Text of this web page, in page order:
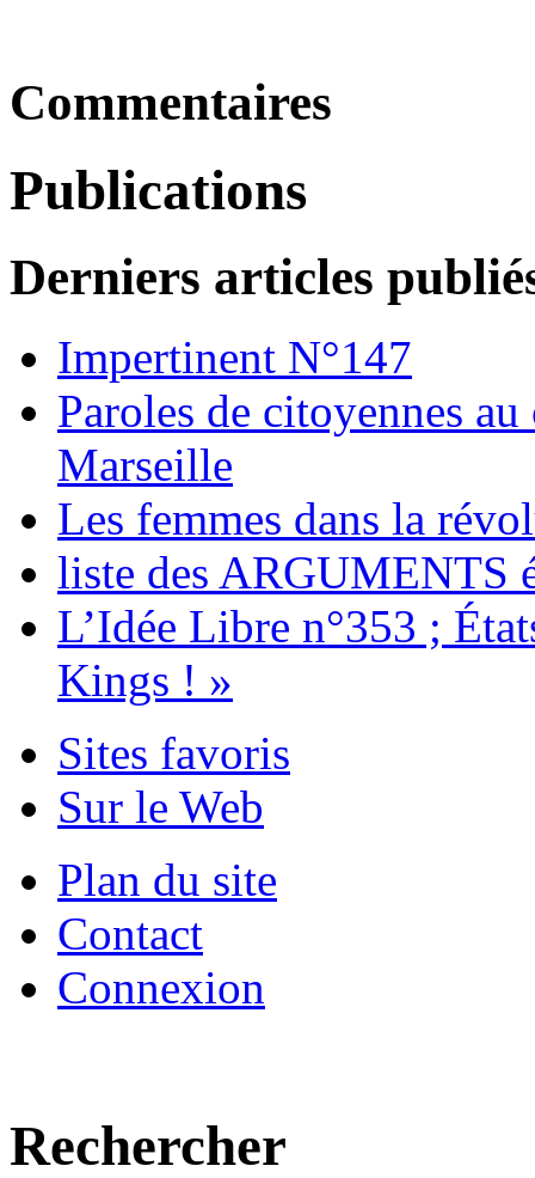
Commentaires
Publications
Derniers articles
Impertinent N°147
Paroles de citoyennes
Marseille
Les femmes dans la
liste des ARGUMENTS
L’Idée Libre n°353 ;
Kings ! »
Sites favoris
Sur le Web
Plan du site
Contact
Connexion
Rechercher